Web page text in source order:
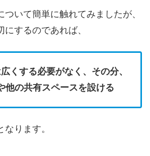
ついて簡単に触れてみましたが、
するのであれば、
くする必要がなく、その分、
他の共有スペースを設ける
ります。